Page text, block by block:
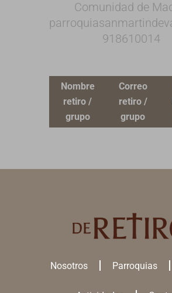
Comunidad de
918610014
Nombre
retiro /
grupo
Correo
retiro /
grupo
Nosotros Parroquias